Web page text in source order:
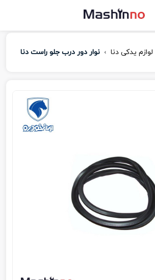
لوازم یدکی دنا نوار دور درب جلو راست دنا